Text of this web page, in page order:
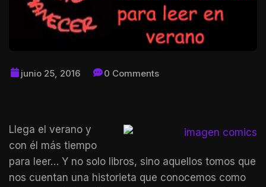
junio 25, 2016 0 Comments
Llega el verano y
con él más tiempo
para leer… Y no solo libros, sino aquellos tomos que
nos cuentan una historieta que conocemos como